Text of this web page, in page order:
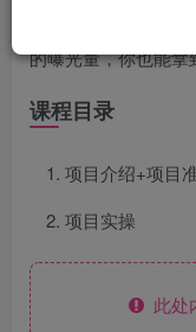
可例如 抖音 快手
的曝光量，你也能拿
课程目录
项目介绍+项目
项目实操
此处